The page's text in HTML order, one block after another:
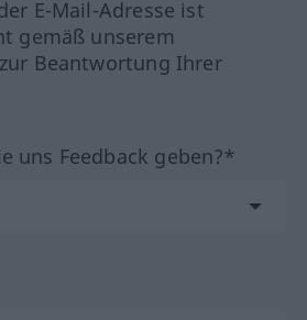
E-Mail-Adresse ist
gemäß unserem
Beantwortung Ihrer
uns Feedback geben?*